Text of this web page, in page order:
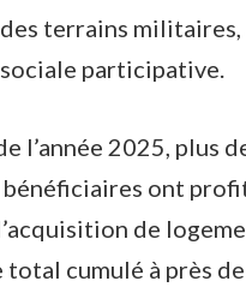
terrains militaires,
participative.
l’année 2025, plus
ont
de
total cumulé à près